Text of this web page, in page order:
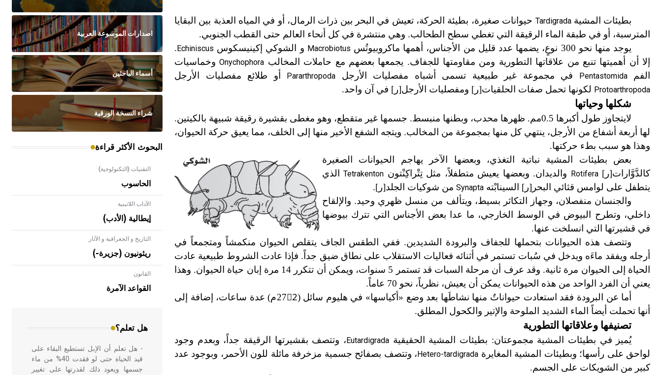
بطيئات المشيةTardigrada حيوانات صغيرة، بطيئة الحركة، تعيش في البحر بين ذرات الرمال، أو في المياه العذبة بين البقايا
المترسبة، أو في طبقة الماء الرقيقة التي تغطي سطح الطحالب. وهي منتشرة في كل أنحاء العالم حتى القطب الجنوبي.
يوجد منها نحو 300 نوعٍ، يضمها عدد قليل من الأجناس، أهمها ماكروبيوتُس
Macrobiotus و الشوكي إكينيسكوس Echiniscus
.
إلا أن أهميتها تنبع من علاقاتها التطورية ومن مقاومتها للجفاف. يجمعها بعضهم مع حاملات المخالب Onychophoraوخماسيات
الفمPentastomida في مجموعة غير طبيعية تسمى أشباه مفصليات الأرجل Pararthropoda أو طلائع مفصليات الأرجل
Protoarthropoda لكونها تحمل صفات الحلقيات[ر ] ومفصليات الأرجل[ر ] في آن واحد.
شكلها وحياتها
لايتجاوز طول أكبرها 0.5مم. ظهرها محدب، وبطنها منبسط. جسمها غير متقطع، وهو مغطى بقشيرة رقيقة شبيهة بالكيتين.
لها أربعة أشفاع من الأرجل، ينتهي كل منها بمجموعة من المخالب. ويتجه الشفع الأخير منها إلى الخلف، مما يعيق حركة الحيوان،
وهذا هو سبب بطء حركتها.
بعض بطيئات المشية نباتية التغذي، وبعضها الآخر يهاجم الحيوانات الصغيرة
كالدَّوَّارات[ر ]
Rotifera والديدان. وبعضها يعيش متطفلاً، مثل تِتْراكِنْتون Tetrakentonالذي
يتطفل على لوامس قثائي البحر [ر ] السينابْته Synapta من شوكيات الجلد[ر ].
والجنسان منفصلان، وجهاز التكاثر بسيط، ويتألف من منسل ظهري وحيد. والإلقاح
داخلي، وتطرح البيوض في الوسط الخارجي، ما عدا بعض الأجناس التي تترك بيوضها
في قشيرتها التي انسلخت عنها.
وتتصف هذه الحيوانات بتحملها للجفاف والبرودة الشديدين. ففي الطقس الجاف يتقلص الحيوان منكمشاً ومتجمعاً في
أرجله ويفقد ماءَه ويدخل في سُبات تستمر في أثنائه فعاليات الاستقلاب على نطاق ضيق جداً. فإذا عادت الشروط طبيعية عادت
الحياة إلى الحيوان مرة ثانية. وقد عرف أن مرحلة السبات قد تستمر 5 سنوات، ويمكن أن تتكرر 14 مرة إبان حياة الحيوان. وهذا
يعني أن الفرد الواحد من هذه الحيوانات يمكن أن يعيش، نظرياً، نحو 70 عاماً.
أما عن البرودة فقد استعادت حيواناتٌ منها نشاطَها بعد وضع «أكياسها» في هليوم سائل(
272ْم) عدة ساعات، إضافة إلى
أنها تحملت أيضاً الماء الشديد الملوحة والإتير والكحول المطلق.
تصنيفها وعلاقاتها التطورية
يُميز في بطيئات المشية مجموعتان: بطيئات المشية الحقيقيةEutardigrada، وتتصف بقشيرتها الرقيقة جداً، وبعدم وجود
لواحق على رأسها؛ وبطيئات المشية المغايرة Hetero-tardigrada، وتتصف بصفائح جسمية مزخرفة مائلة للون الأحمر، وبوجود عدد
كبير من الشويكات على الجسم.
اصدارات الموسوعة العربية
أسماء الباحثين
شراء النسخة الورقية
البحوث الأكثر قراءة
التقنيات (التكنولوجية)
الحاسوب
الآداب اللاتينية
إيطالية (الأدب)
التاريخ و الجغرافية و الآثار
ريئونيون (جزيرة-)
القانون
القواعد الآمرة
هل تعلم؟
- هل تعلم أن الأبلق نوع من الفنون
الهندسية التي ارتبطت بالعمارة الإسلامية
في بلاد الشام ومصر خاصة، حيث يحرص
- هل تعلم أن الإبل تستطيع البقاء على
قيد الحياة حتى لو فقدت 40% من ماء
جسمها ويعود ذلك لقدرتها على تغيير